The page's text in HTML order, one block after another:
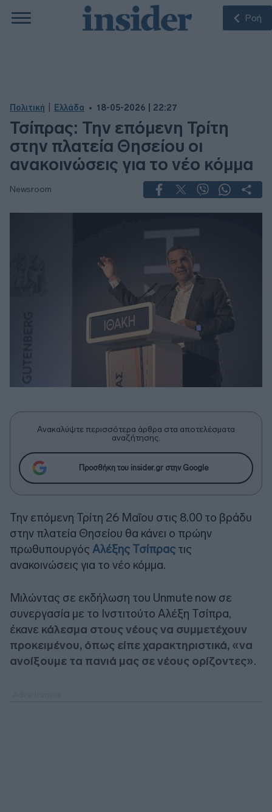
Ροή
Πολιτική Ελλάδα 18-05-2026 | 22:27
Τσίπρας: Την επόμενη Τρίτη
στην πλατεία Θησείου οι
ανακοινώσεις για το νέο κόμμα
Newsroom
Ανακαλύψτε περισσότερα άρθρα στα αποτελέσματα
αναζήτησης.
Προσθήκη του insider.gr στην Google
Την επόμενη Τρίτη 26 Μαΐου στις 8.00 το βράδυ
στην πλατεία Θησείου θα κάνει ο πρώην
πρωθυπουργός Αλέξης Τσίπρας τις
ανακοινώσεις για το νέο κόμμα.
Μιλώντας σε εκδήλωση του Unmute now σε
συνεργασία με το Ινστιτούτο Αλέξη Τσίπρα,
έκανε κάλεσμα στους νέους να συμμετέχουν
προκειμένου, όπως είπε χαρακτηριστικά, «να
ανοίξουμε τα πανιά μας σε νέους ορίζοντες».